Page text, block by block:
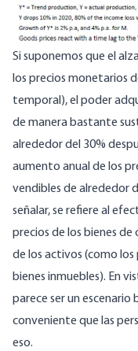
Si suponemos que el
los precios monetarios
temporal), el poder
de manera bastante
alrededor del 30%
aumento anual de los
vendibles de alrededor
señalar, se refiere al
precios de los bienes
de los activos (como los
bienes inmuebles). En
parece ser un
conveniente que las
eso.